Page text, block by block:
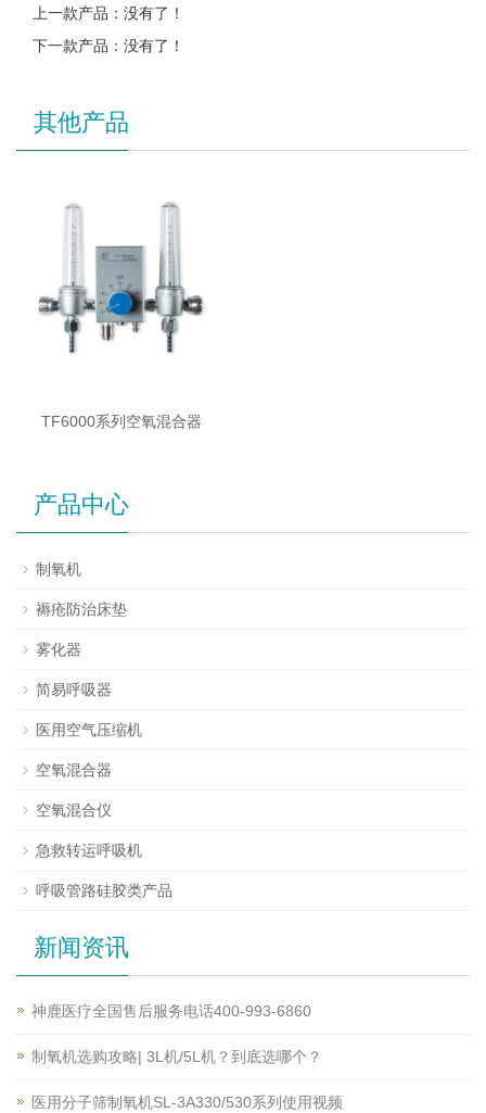
上一款产品：没有了！
下一款产品：没有了！
其他产品
TF6000系列空氧混合器
产品中心
制氧机
褥疮防治床垫
雾化器
简易呼吸器
医用空气压缩机
空氧混合器
空氧混合仪
急救转运呼吸机
呼吸管路硅胶类产品
新闻资讯
神鹿医疗全国售后服务电话400-993-6860
制氧机选购攻略| 3L机/5L机？到底选哪个？
医用分子筛制氧机SL-3A330/530系列使用视频